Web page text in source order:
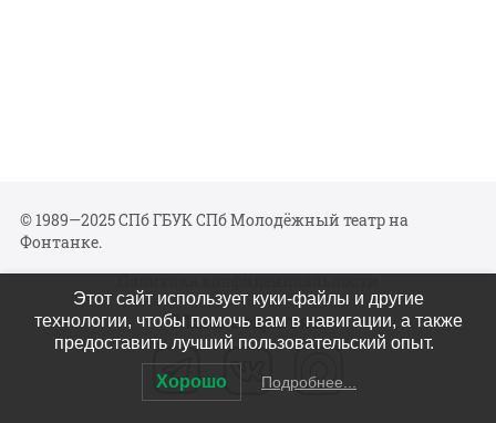
© 1989—2025 СПб ГБУК СПб Молодёжный театр на
Фонтанке.
Политика конфиденциальности
Мы в соцсетях
Этот сайт использует куки-файлы и другие
технологии, чтобы помочь вам в навигации, а также
предоставить лучший пользовательский опыт.
Хорошо Подробнее...